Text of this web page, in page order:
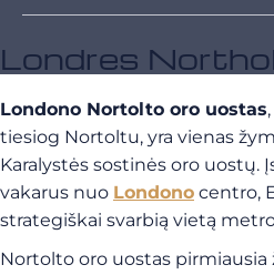
Londres
Londono Nortolto oro uostas
tiesiog Nortoltu, yra vienas
Karalystės sostinės oro uostų.
vakarus nuo Londono centro,
strategiškai svarbią vietą
Nortolto oro uostas pirmiausia